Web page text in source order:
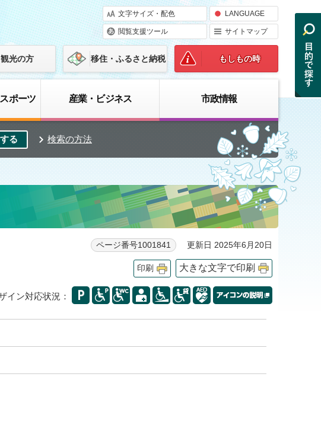
文字サイズ・配色 LANGUAGE
閲覧支援ツール サイトマップ
観光の方 移住・ふるさと納税 もしもの時
ポーツ 産業・ビジネス 市政情報
検索の方法
ページ番号1001841 更新日 2025年6月20日
印刷 大きな文字で印刷
イン対応状況：